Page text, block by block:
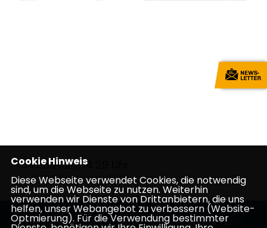
04.03.2020, 14:29 Uhr
Homepage des CDU Stadtverbandes Neckarsteinach
Cookie Hinweis
Diese Webseite verwendet Cookies, die notwendig
sind, um die Webseite zu nutzen. Weiterhin
verwenden wir Dienste von Drittanbietern, die uns
helfen, unser Webangebot zu verbessern (Website-
Optmierung). Für die Verwendung bestimmter